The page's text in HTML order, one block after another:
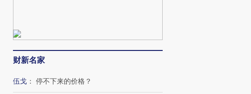
财新名家
伍戈 ： 停不下来的价格？